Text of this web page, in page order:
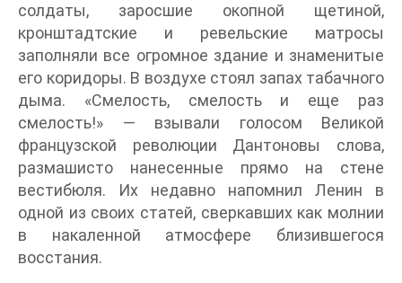
солдаты, заросшие окопной щетиной,
кронштадтские и ревельские матросы
заполняли все огромное здание и знаменитые
его коридоры. В воздухе стоял запах табачного
дыма. «Смелость, смелость и еще раз
смелость!» — взывали голосом Великой
французской революции Дантоновы слова,
размашисто нанесенные прямо на стене
вестибюля. Их недавно напомнил Ленин в
одной из своих статей, сверкавших как молнии
в накаленной атмосфере близившегося
восстания.